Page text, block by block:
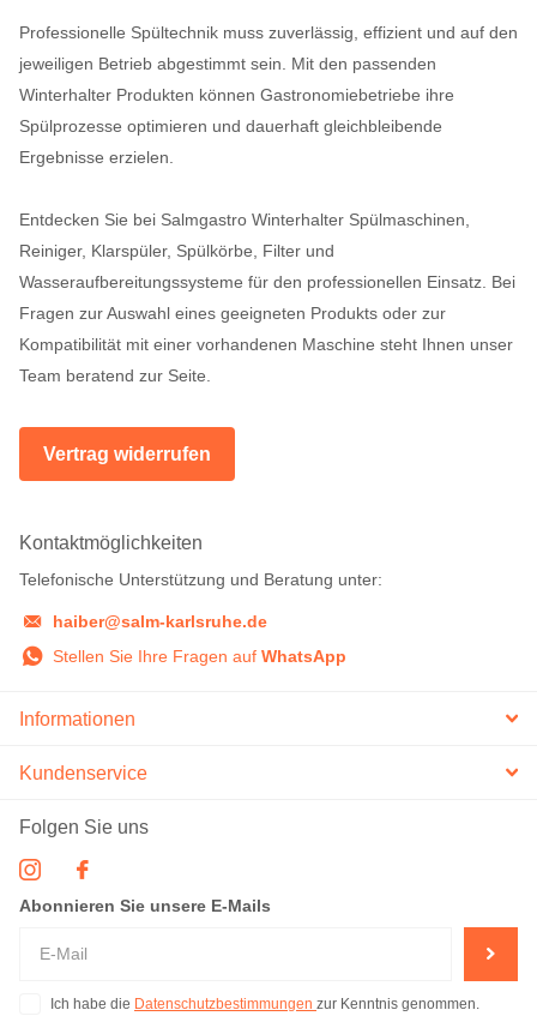
Professionelle Spültechnik muss zuverlässig, effizient und auf den
jeweiligen Betrieb abgestimmt sein. Mit den passenden
Winterhalter Produkten können Gastronomiebetriebe ihre
Spülprozesse optimieren und dauerhaft gleichbleibende
Ergebnisse erzielen.
Entdecken Sie bei Salmgastro Winterhalter Spülmaschinen,
Reiniger, Klarspüler, Spülkörbe, Filter und
Wasseraufbereitungssysteme für den professionellen Einsatz. Bei
Fragen zur Auswahl eines geeigneten Produkts oder zur
Kompatibilität mit einer vorhandenen Maschine steht Ihnen unser
Team beratend zur Seite.
Vertrag widerrufen
Kontaktmöglichkeiten
Telefonische Unterstützung und Beratung unter:
haiber@salm-karlsruhe.de
Stellen Sie Ihre Fragen auf WhatsApp
Informationen
Kundenservice
Folgen Sie uns
Abonnieren Sie unsere E-Mails
Ich habe die Datenschutzbestimmungen zur Kenntnis genommen.